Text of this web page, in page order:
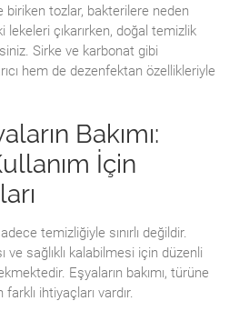
biriken tozlar, bakterilere neden
lekeleri çıkarırken, doğal temizlik
Sirke ve karbonat gibi
hem de dezenfektan özellikleriyle
Bakımı:
İçin
temizliğiyle sınırlı değildir.
ve sağlıklı kalabilmesi için düzenli
Eşyaların bakımı, türüne
ihtiyaçları vardır.